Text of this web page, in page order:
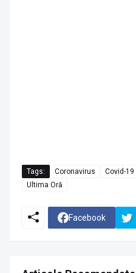
Tags: Coronavirus Covid-19
Ultima Oră
Facebook